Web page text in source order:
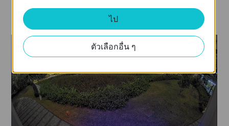
เตือนแบบเสียง
ไป
ตัวเลือกอื่น ๆ